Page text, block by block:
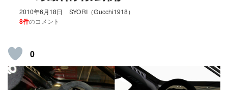
2010年6月18日 SYORI（Gucchi1918）
8件のコメント
0